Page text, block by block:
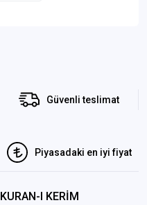
Güvenli teslimat
Piyasadaki en iyi fiyat
KURAN-I KERİM